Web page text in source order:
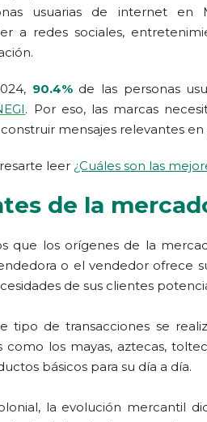
usuarias de internet en
a redes sociales,
90.4%de las personas
. Por eso, las marcas
mensajes relevantes
leer ¿Cuáles son las
de la
que los orígenes de la
o el vendedor ofrece
de sus clientes
tipo de transacciones se
como los mayas, aztecas,
básicos para su día a día.
la evolución mercantil